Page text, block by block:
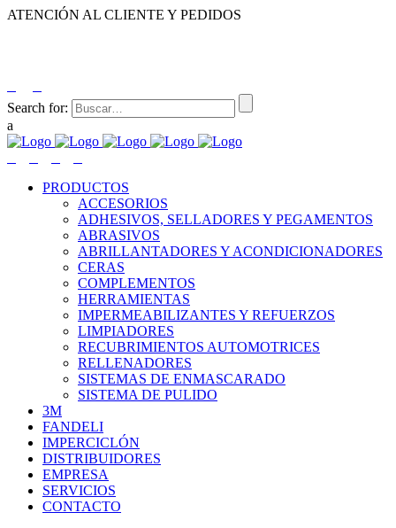
ATENCIÓN AL CLIENTE Y PEDIDOS
Search for:
PRODUCTOS
ACCESORIOS
ADHESIVOS, SELLADORES Y PEGAMENTOS
ABRASIVOS
ABRILLANTADORES Y ACONDICIONADORES
CERAS
COMPLEMENTOS
HERRAMIENTAS
IMPERMEABILIZANTES Y REFUERZOS
LIMPIADORES
RECUBRIMIENTOS AUTOMOTRICES
RELLENADORES
SISTEMAS DE ENMASCARADO
SISTEMA DE PULIDO
3M
FANDELI
IMPERCICLÓN
DISTRIBUIDORES
EMPRESA
SERVICIOS
CONTACTO